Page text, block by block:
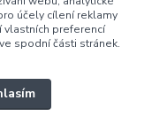
účely cílení reklamy
vlastních preferencí
spodní části stránek.